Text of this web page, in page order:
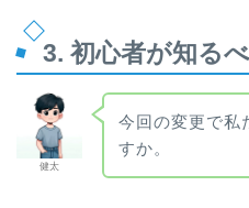
3. 初心者が知る
健太
今回の変更で私
すか。